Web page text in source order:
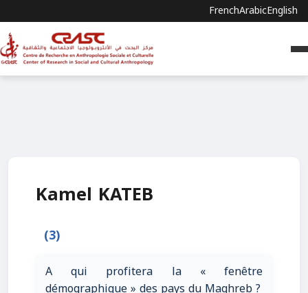
FrenchArabicEnglish
Kamel KATEB
(3)
A qui profitera la « fenêtre
démographique » des pays du Maghreb ?